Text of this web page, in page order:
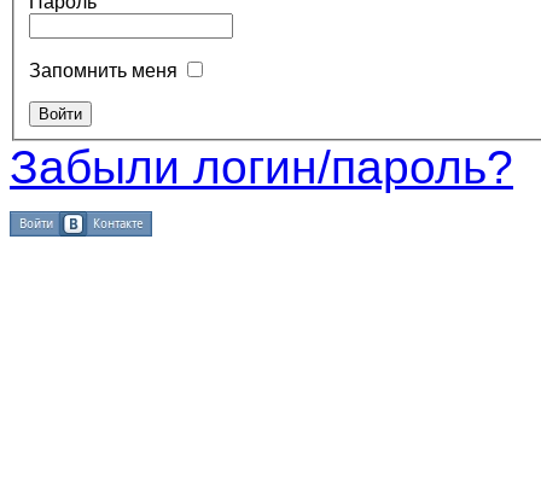
Запомнить меня
Забыли логин/пароль?